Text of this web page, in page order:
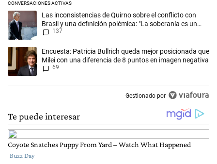
CONVERSACIONES ACTIVAS
Este listado muestra los artículos con más comentarios en los
Un artículo de tendencia con el título "Las inconsistencias de Quirno
Las inconsistencias de Quirno sobre el conflicto con
Brasil y una definición polémica: "La soberanía es un
concepto antiguo"
137
Un artículo de tendencia con el título "Encuesta: Patricia Bullrich
Encuesta: Patricia Bullrich queda mejor posicionada que
Milei con una diferencia de 8 puntos en imagen negativa
69
Gestionado por